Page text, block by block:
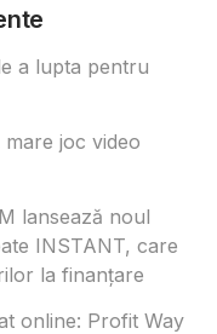
a lupta pentru
joc video
lansează noul
INSTANT, care
la finanțare
online: Profit Way